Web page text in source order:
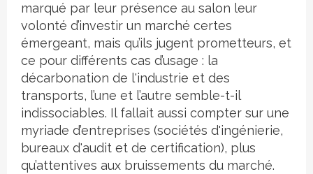
marqué par leur présence au salon leur
volonté d’investir un marché certes
émergeant, mais qu’ils jugent prometteurs, et
ce pour différents cas d’usage : la
décarbonation de l'industrie et des
transports, l’une et l’autre semble-t-il
indissociables. Il fallait aussi compter sur une
myriade d’entreprises (sociétés d'ingénierie,
bureaux d'audit et de certification), plus
qu’attentives aux bruissements du marché.